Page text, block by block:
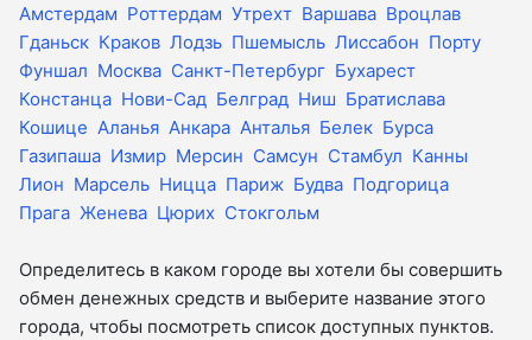
Амстердам Роттердам Утрехт Варшава Вроцлав
Гданьск Краков Лодзь Пшемысль Лиссабон Порту
Фуншал Москва Санкт-Петербург Бухарест
Констанца Нови-Сад Белград Ниш Братислава
Кошице Аланья Анкара Анталья Белек Бурса
Газипаша Измир Мерсин Самсун Стамбул Канны
Лион Марсель Ницца Париж Будва Подгорица
Прага Женева Цюрих Стокгольм
Определитесь в каком городе вы хотели бы совершить
обмен денежных средств и выберите название этого
города, чтобы посмотреть список доступных пунктов.